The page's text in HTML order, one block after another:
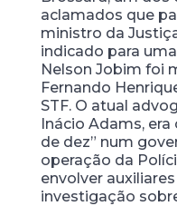
aclamados que
ministro da
indicado para
Nelson Jobim foi
Fernando
STF. O atual
Inácio Adams,
de dez” num
operação da
envolver
investigação